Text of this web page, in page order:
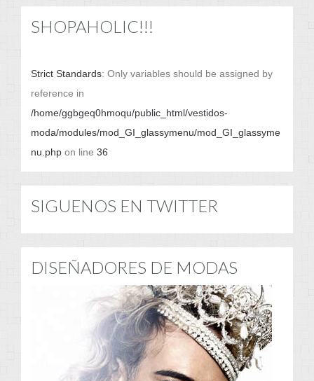
SHOPAHOLIC!!!
Strict Standards: Only variables should be assigned by
reference in
/home/ggbgeq0hmoqu/public_html/vestidos-
moda/modules/mod_GI_glassymenu/mod_GI_glassyme
nu.php on line 36
SIGUENOS EN TWITTER
DISEÑADORES DE MODAS